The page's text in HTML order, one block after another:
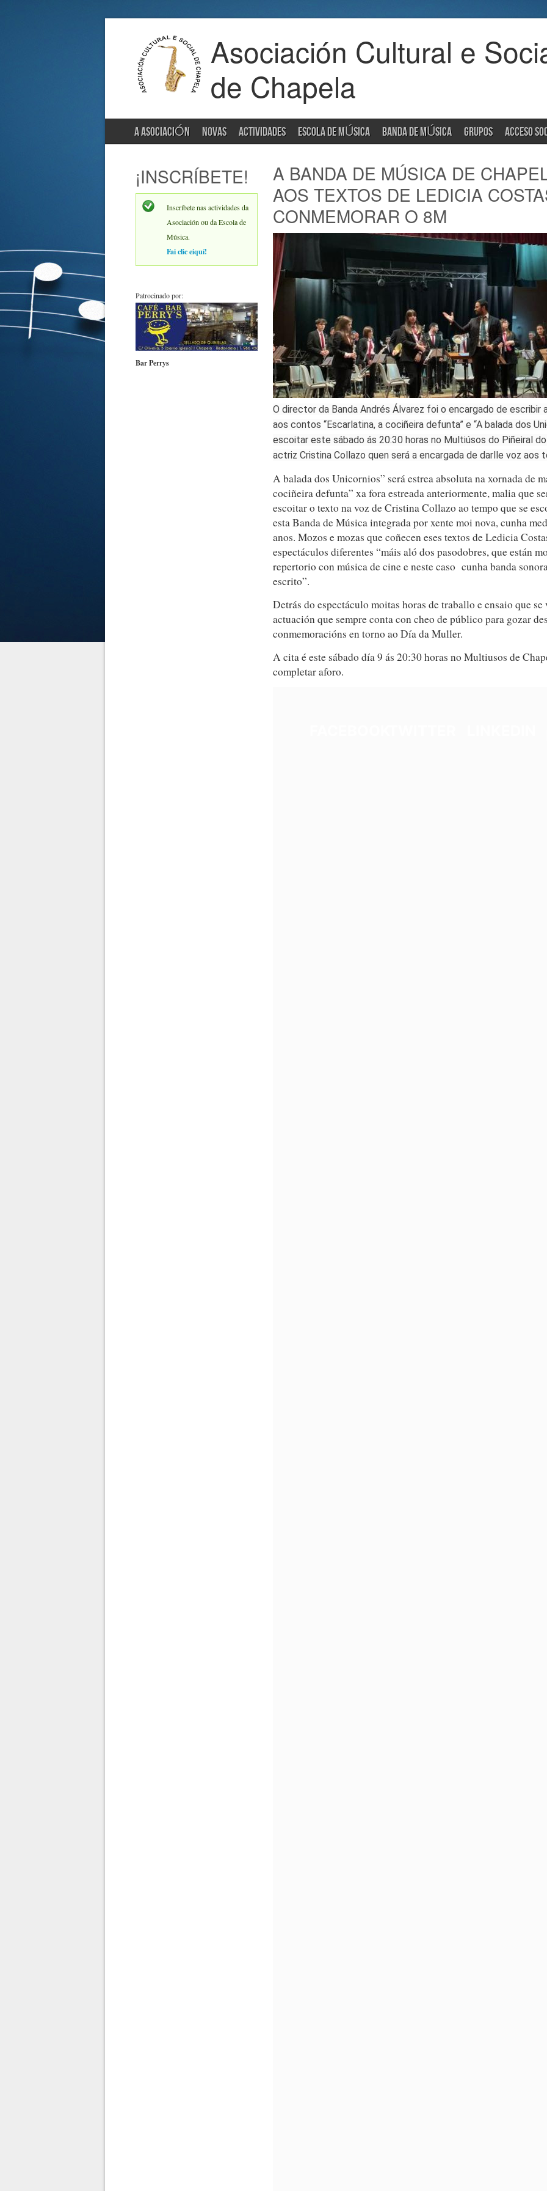
Asociación Cultural e
de Chapela
A ASOCIACIÓN NOVAS ACTIVIDADES ESCOLA DE MÚSICA BANDA DE MÚSICA GRUPOS ACCESO
¡INSCRÍBETE!
Inscríbete nas actividades da
Asociación ou da Escola de
Música.
Fai clic eiquí!
Patrocinado por:
Bar Perrys
A BANDA DE MÚSICA DE
AOS TEXTOS DE LEDICIA
CONMEMORAR O 8M
O director da Banda Andrés Álvarez foi o encargado de escribir
aos contos “Escarlatina, a cociñeira defunta” e “A balada dos
escoitar este sábado ás 20:30 horas no Multiúsos do Piñeiral
actriz Cristina Collazo quen será a encargada de darlle voz aos
A balada dos Unicornios” será estrea absoluta na xornada de
cociñeira defunta” xa fora estreada anteriormente, malia que
escoitar o texto na voz de Cristina Collazo ao tempo que se
esta Banda de Música integrada por xente moi nova, cunha
anos. Mozos e mozas que coñecen eses textos de Ledicia
espectáculos diferentes “máis aló dos pasodobres, que están
repertorio con música de cine e neste caso cunha banda
escrito”.
Detrás do espectáculo moitas horas de traballo e ensaio que se
actuación que sempre conta con cheo de público para gozar
conmemoracións en torno ao Día da Muller.
A cita é este sábado día 9 ás 20:30 horas no Multiusos de
completar aforo.